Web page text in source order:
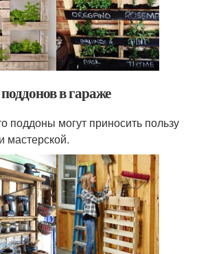
в гараже
поддоны могут приносить пользу
мастерской.